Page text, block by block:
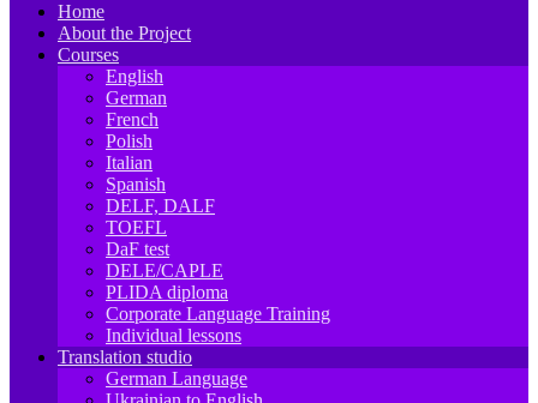
Home
About the Project
Courses
English
German
French
Polish
Italian
Spanish
DELF, DALF
TOEFL
DaF test
DELE/CAPLE
PLIDA diploma
Corporate Language Training
Individual lessons
Translation studio
German Language